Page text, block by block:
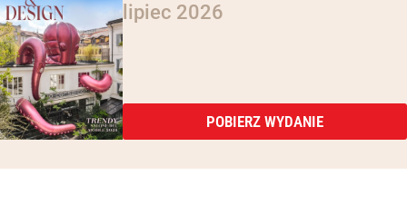
lipiec 2026
POBIERZ WYDANIE